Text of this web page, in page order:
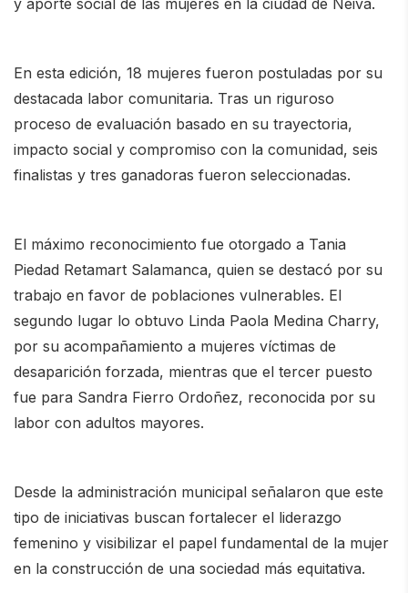
y aporte social de las mujeres en la ciudad de Neiva.
En esta edición, 18 mujeres fueron postuladas por su
destacada labor comunitaria. Tras un riguroso
proceso de evaluación basado en su trayectoria,
impacto social y compromiso con la comunidad, seis
finalistas y tres ganadoras fueron seleccionadas.
El máximo reconocimiento fue otorgado a Tania
Piedad Retamart Salamanca, quien se destacó por su
trabajo en favor de poblaciones vulnerables. El
segundo lugar lo obtuvo Linda Paola Medina Charry,
por su acompañamiento a mujeres víctimas de
desaparición forzada, mientras que el tercer puesto
fue para Sandra Fierro Ordoñez, reconocida por su
labor con adultos mayores.
Desde la administración municipal señalaron que este
tipo de iniciativas buscan fortalecer el liderazgo
femenino y visibilizar el papel fundamental de la mujer
en la construcción de una sociedad más equitativa.